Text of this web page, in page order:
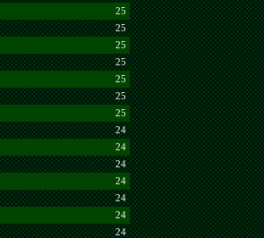
25
25
25
25
25
25
25
24
24
24
24
24
24
24